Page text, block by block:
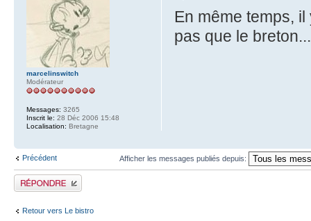
En même temps,
pas que le breton...
marcelinswitch
Modérateur
Messages: 3265
Inscrit le: 28 Déc 2006 15:48
Localisation: Bretagne
Précédent Afficher les messages publiés depuis:
Publier une réponse
Retour vers Le bistro